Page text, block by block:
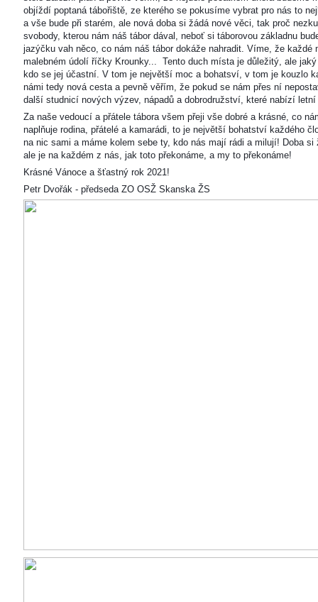
objíždí poptaná tábořiště, ze kterého se pokusíme vybrat pro nás to
a vše bude při starém, ale nová doba si žádá nové věci, tak proč
svobody, kterou nám náš tábor dával, neboť si táborovou základnu
jazýčku vah něco, co nám náš tábor dokáže nahradit. Víme, že
malebném údolí říčky Krounky... Tento duch místa je důležitý, ale
kdo se jej účastní. V tom je největší moc a bohatsví, v tom je kouzlo
námi tedy nová cesta a pevně věřím, že pokud se nám přes ní
další studnicí nových výzev, nápadů a dobrodružství, které nabízí letní
Za naše vedoucí a přátele tábora všem přeji vše dobré a krásné, co
naplňuje rodina, přátelé a kamarádi, to je největší bohatství každého
na nic sami a máme kolem sebe ty, kdo nás mají rádi a milují! Doba
ale je na každém z nás, jak toto překonáme, a my to překonáme!
Krásné Vánoce a šťastný rok 2021!
Petr Dvořák - předseda ZO OSŽ Skanska ŽS